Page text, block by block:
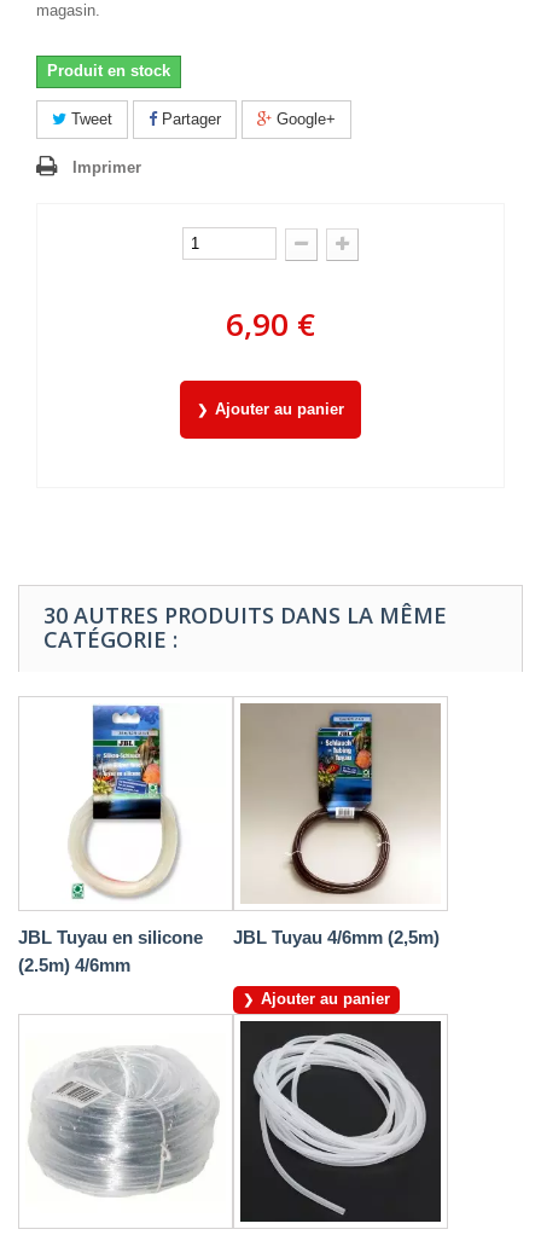
magasin.
Produit en stock
Tweet Partager Google+
Imprimer
6,90 €
Ajouter au panier
30 AUTRES PRODUITS DANS LA MÊME
CATÉGORIE :
JBL Tuyau en silicone
(2.5m) 4/6mm
JBL Tuyau 4/6mm (2,5m)
Ajouter au panier